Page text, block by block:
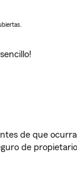
de que
de